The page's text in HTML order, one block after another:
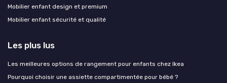
Mobilier enfant design et premium
Mobilier enfant sécurité et qualité
Les plus lus
Les meilleures options de rangement pour enfants chez Ikea
Pourquoi choisir une assiette compartimentée pour bébé ?